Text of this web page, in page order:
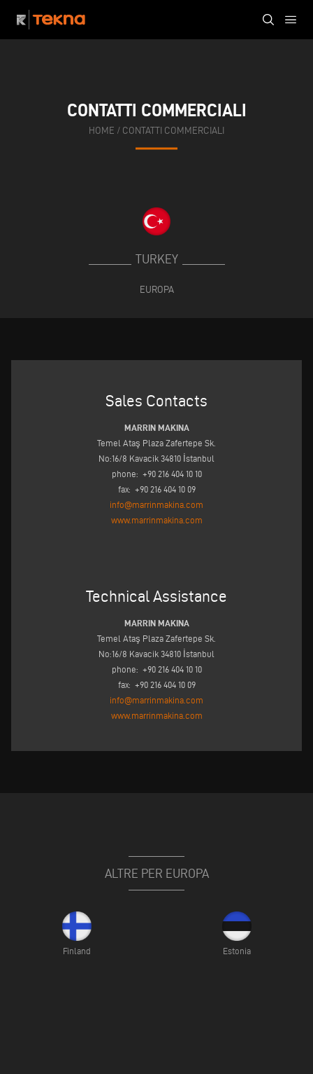
CONTATTI COMMERCIALI
HOME / CONTATTI COMMERCIALI
TURKEY
EUROPA
Sales Contacts
MARRIN MAKINA
Temel Ataş Plaza Zafertepe Sk.
No:16/8 Kavacik 34810 İstanbul
phone: +90 216 404 10 10
fax: +90 216 404 10 09
info@marrinmakina.com
www.marrinmakina.com
Technical Assistance
MARRIN MAKINA
Temel Ataş Plaza Zafertepe Sk.
No:16/8 Kavacik 34810 İstanbul
phone: +90 216 404 10 10
fax: +90 216 404 10 09
info@marrinmakina.com
www.marrinmakina.com
ALTRE PER EUROPA
Finland Estonia